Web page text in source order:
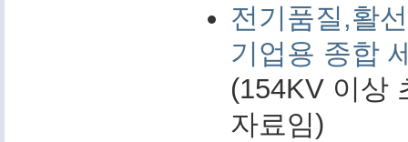
전기품질,활
기업용 종합
(154KV 이상
자료임)